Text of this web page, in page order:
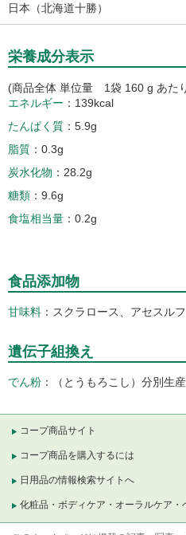
日本（北海道十勝）
栄養成分表示
(商品全体 単位量 1袋 160 g あた
エネルギー
139kcal
たんぱく質
5.9g
脂質
0.3g
炭水化物
28.2g
糖類
9.6g
食塩相当量
0.2g
食品添加物
甘味料 スクラロース、アセスル
遺伝子組換え
でん粉 （とうもろこし）分別生
コープ商品サイト
コープ商品を購入するには
日用品の情報検索サイトへ
化粧品・ボディケア・オーラルケア